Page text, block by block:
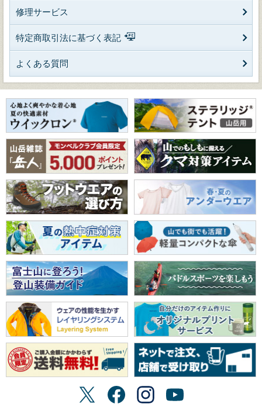
修理サービス
特定商取引法に基づく表記
よくある質問